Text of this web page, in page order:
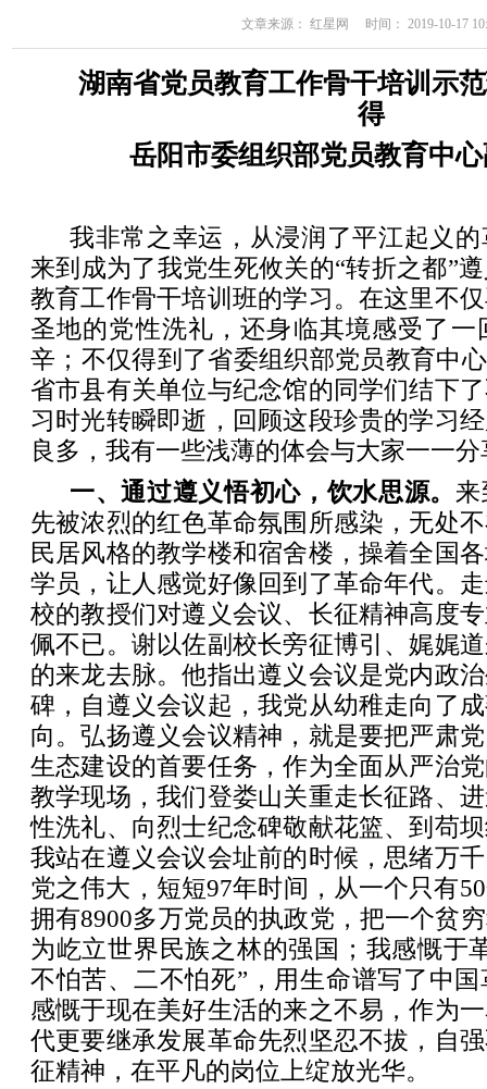
文章来源： 红星网 时间： 2019-10-17
湖南省党员教育工作骨干培训示
得
岳阳市委组织部党员教育中
我非常之幸运，从浸润了平江起义
来到成为了我党生死攸关的“转折之都”
教育工作骨干培训班的学习。在这里不
圣地的党性洗礼，还身临其境感受了一
辛；不仅得到了省委组织部党员教育中
省市县有关单位与纪念馆的同学们结下
习时光转瞬即逝，回顾这段珍贵的学习
良多，我有一些浅薄的体会与大家一一分
一、通过遵义悟初心，饮水思源。
先被浓烈的红色革命氛围所感染，无处
民居风格的教学楼和宿舍楼，操着全国
学员，让人感觉好像回到了革命年代。
校的教授们对遵义会议、长征精神高度
佩不已。谢以佐副校长旁征博引、娓娓
的来龙去脉。他指出遵义会议是党内政
碑，自遵义会议起，我党从幼稚走向了
向。弘扬遵义会议精神，就是要把严肃
生态建设的首要任务，作为全面从严治
教学现场，我们登娄山关重走长征路、
性洗礼、向烈士纪念碑敬献花篮、到苟
我站在遵义会议会址前的时候，思绪万
党之伟大，短短97年时间，从一个只有
拥有8900多万党员的执政党，把一个贫
为屹立世界民族之林的强国；我感慨于
不怕苦、二不怕死”，用生命谱写了中
感慨于现在美好生活的来之不易，作为
代更要继承发展革命先烈坚忍不拔，自
征精神，在平凡的岗位上绽放光华。